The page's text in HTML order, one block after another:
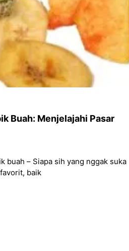
Buah: Menjelajahi Pasar
buah – Siapa sih yang nggak suka
baik